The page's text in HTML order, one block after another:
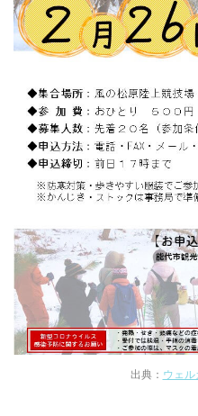
出典： ウェ